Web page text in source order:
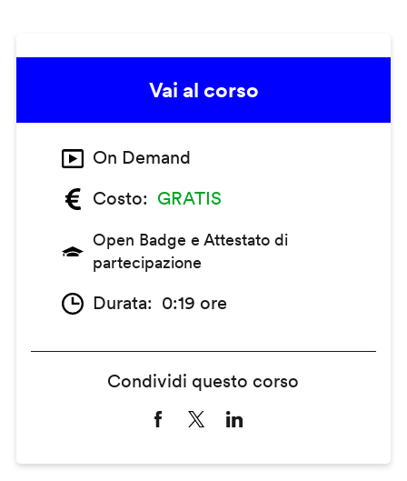
Vai al corso
On Demand
Costo
GRATIS
Open Badge e Attestato di
partecipazione
Durata 0:19 ore
Condividi questo corso